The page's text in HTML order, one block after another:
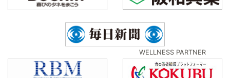
WELLNESS PARTNER